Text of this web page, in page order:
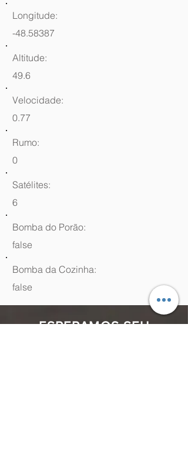
Longitude:
-48.58387
Altitude:
49.6
Velocidade:
0.77
Rumo:
0
Satélites:
6
Bomba do Porão:
false
Bomba da Cozinha:
false
ESPERAMOS SEU